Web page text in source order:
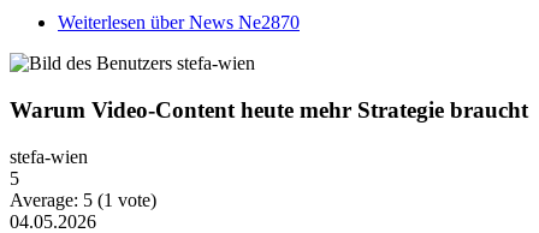
Weiterlesen über News Ne2870
Warum Video-Content heute mehr Strategie braucht
stefa-wien
5
Average: 5 (1 vote)
04.05.2026